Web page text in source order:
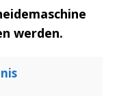
werden.